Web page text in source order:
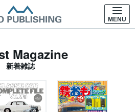
MENU
Magazine
新着雑誌